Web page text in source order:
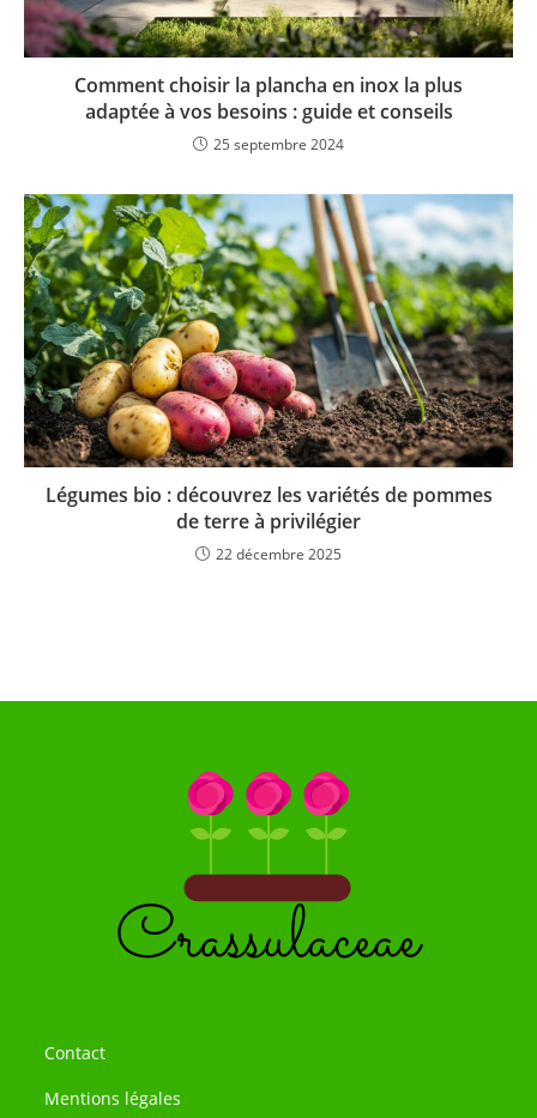
Comment choisir la plancha en inox la plus
adaptée à vos besoins : guide et conseils
25 septembre 2024
Légumes bio : découvrez les variétés de pommes
de terre à privilégier
22 décembre 2025
Contact
Mentions légales